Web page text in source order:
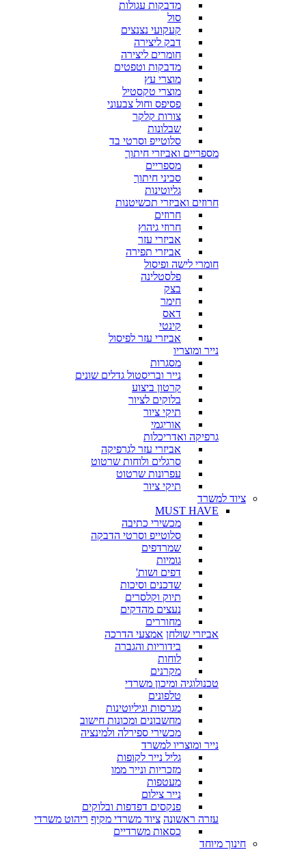
מדבקות עגולות
סול
קעקועי נצנצים
דבק ליצירה
חומרים ליצירה
מדבקות וטפטים
מוצרי עץ
מוצרי טקסטיל
פסיפס וחול צבעוני
צורות קלקר
שבלונות
סלוטייפ וסרטי בד
מספריים ואביזרי חיתוך
מספריים
סכיני חיתוך
גליוטינות
חרוזים ואביזרי תכשיטנות
חרוזים
חרוזי גיהוץ
אביזרי עזר
אביזרי תפירה
חומרי לישה ופיסול
פלסטלינה
בצק
חימר
דאס
קינטי
אביזרי עזר לפיסול
נייר ומוצריו
מסגרות
נייר ובריסטול גדלים שונים
קרטון ביצוע
בלוקים לציור
תיקי ציור
אוריגמי
גרפיקה ואדריכלות
אביזרי עזר לגרפיקה
סרגלים ולוחות שרטוט
עפרונות שרטוט
תיקי ציור
ציוד למשרד
MUST HAVE
מכשירי כתיבה
סלוטייפ וסרטי הדבקה
שמרדפים
גומיות
דפים ושות'
שדכנים וסיכות
תיוק וקלסרים
נעצים מהדקים
מחוררים
אביזרי שולחן אמצעי הדרכה
בידוריות והגברה
לוחות
מקרנים
טכנולוגיה ומיכון משרדי
טלפונים
מגרסות וגיליוטינות
מחשבונים ומכונות חישוב
מכשירי ספירלה ולמינציה
נייר ומוצריו למשרד
גליל נייר לקופות
מזכריות ונייר ממו
מעטפות
נייר צילום
פנקסים דפדפות ובלוקים
עזרה ראשונה ציוד משרדי מקיף ריהוט משרדי
כסאות משרדיים
חינוך מיוחד